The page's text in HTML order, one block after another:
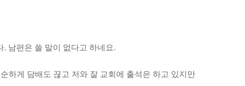
남편은 쓸 말이 없다고 하네요.
하게 담배도 끊고 저와 잘 교회에 출석은 하고 있지만